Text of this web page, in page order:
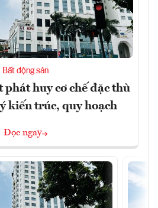
Bất động sản
huy cơ chế đặc thù
kiến trúc, quy hoạch
Đọc ngay